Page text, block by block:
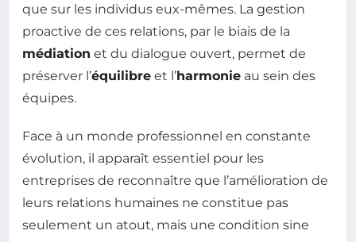
que sur les individus eux-mêmes. La gestion
proactive de ces relations, par le biais de la
médiation et du dialogue ouvert, permet de
préserver l’équilibre et l’harmonie au sein des
équipes.
Face à un monde professionnel en constante
évolution, il apparaît essentiel pour les
entreprises de reconnaître que l’amélioration de
leurs relations humaines ne constitue pas
seulement un atout, mais une condition sine